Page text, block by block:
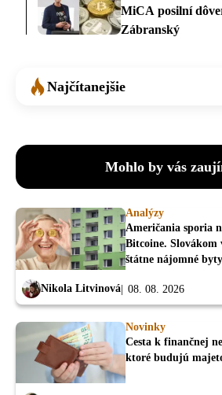
MiCA posilní
Zábranský
Najčítanejšie
Mohlo by vás
Analýzy
Američania sporia
Bitcoine. Slovákom
štátne nájomné byty
Nikola Litvinová 08. 08. 2026
Novinky
Cesta k finančnej
ktoré budujú